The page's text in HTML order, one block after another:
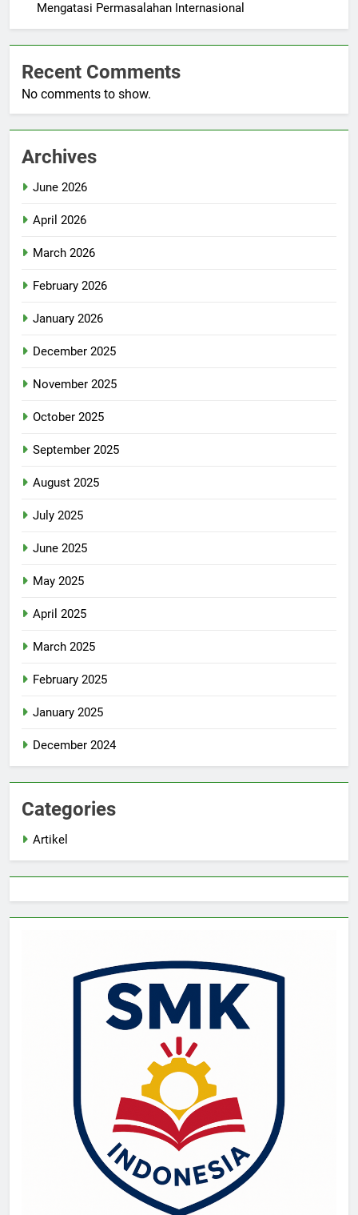
Mengatasi Permasalahan Internasional
Recent Comments
No comments to show.
Archives
June 2026
April 2026
March 2026
February 2026
January 2026
December 2025
November 2025
October 2025
September 2025
August 2025
July 2025
June 2025
May 2025
April 2025
March 2025
February 2025
January 2025
December 2024
Categories
Artikel